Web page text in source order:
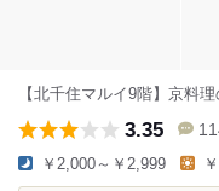
【北千住マルイ9階】京料
3.35
￥2,000～￥2,999